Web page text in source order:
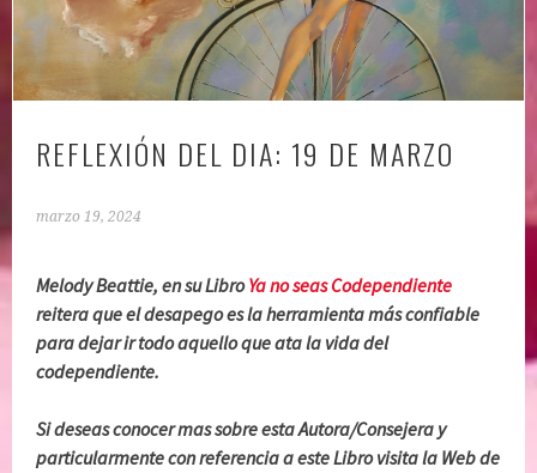
REFLEXIÓN DEL DIA: 19 DE MARZO
marzo 19, 2024
Melody Beattie, en su LibroYa no seas Codependiente
reitera que el desapego es la herramienta más confiable
para dejar ir todo aquello que ata la vida del
codependiente.
Si deseas conocer mas sobre esta Autora/Consejera y
particularmente con referencia a este Libro visita la Web de